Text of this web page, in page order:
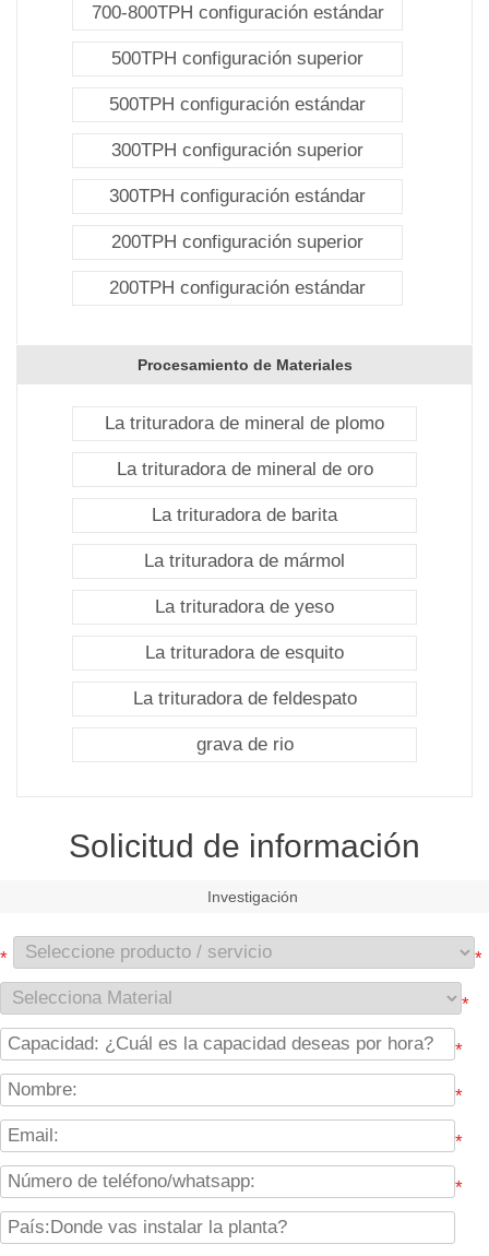
700-800TPH configuración estándar
500TPH configuración superior
500TPH configuración estándar
300TPH configuración superior
300TPH configuración estándar
200TPH configuración superior
200TPH configuración estándar
Procesamiento de Materiales
La trituradora de mineral de plomo
La trituradora de mineral de oro
La trituradora de barita
La trituradora de mármol
La trituradora de yeso
La trituradora de esquito
La trituradora de feldespato
grava de rio
Solicitud de información
Investigación
* *
*
*
*
*
*